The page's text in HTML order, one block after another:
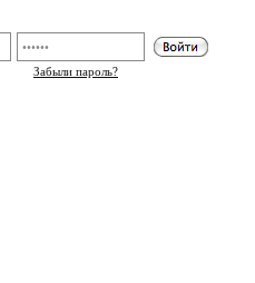
Забыли пароль?